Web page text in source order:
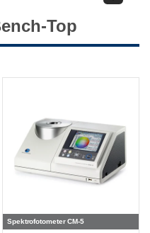
Top
Spektrofotometer CM-5